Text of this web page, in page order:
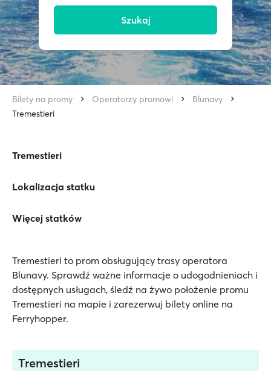
Szukaj
Bilety na promy Operatorzy promowi
Blunavy
Tremestieri
Tremestieri
Lokalizacja statku
Więcej statków
Tremestieri to prom obsługujący trasy operatora
Blunavy. Sprawdź ważne informacje o udogodnieniach i
dostępnych usługach, śledź na żywo położenie promu
Tremestieri na mapie i zarezerwuj bilety online na
Ferryhopper.
Tremestieri